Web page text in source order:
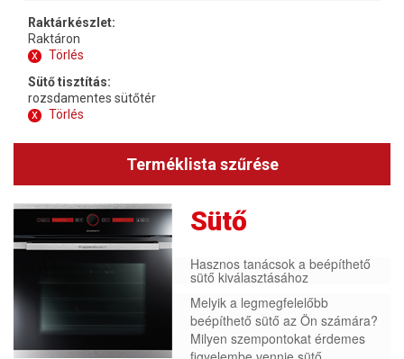
Raktárkészlet:
Raktáron
x
Törlés
Sütő tisztítás:
rozsdamentes sütőtér
x
Törlés
Terméklista szűrése
Sütő
Hasznos tanácsok a beépíthető
sütő kiválasztásához
Melyik a legmegfelelőbb
beépíthető sütő az Ön számára?
Milyen szempontokat érdemes